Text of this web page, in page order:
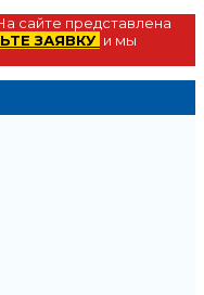
сайте представлена
ЗАЯВКУ и мы